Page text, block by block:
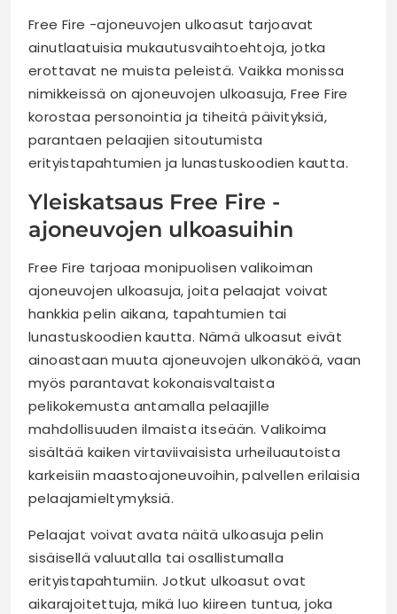
Free Fire -ajoneuvojen ulkoasut tarjoavat
ainutlaatuisia mukautusvaihtoehtoja, jotka
erottavat ne muista peleistä. Vaikka monissa
nimikkeissä on ajoneuvojen ulkoasuja, Free Fire
korostaa personointia ja tiheitä päivityksiä,
parantaen pelaajien sitoutumista
erityistapahtumien ja lunastuskoodien kautta.
Yleiskatsaus Free Fire -
ajoneuvojen ulkoasuihin
Free Fire tarjoaa monipuolisen valikoiman
ajoneuvojen ulkoasuja, joita pelaajat voivat
hankkia pelin aikana, tapahtumien tai
lunastuskoodien kautta. Nämä ulkoasut eivät
ainoastaan muuta ajoneuvojen ulkonäköä, vaan
myös parantavat kokonaisvaltaista
pelikokemusta antamalla pelaajille
mahdollisuuden ilmaista itseään. Valikoima
sisältää kaiken virtaviivaisista urheiluautoista
karkeisiin maastoajoneuvoihin, palvellen erilaisia
pelaajamieltymyksiä.
Pelaajat voivat avata näitä ulkoasuja pelin
sisäisellä valuutalla tai osallistumalla
erityistapahtumiin. Jotkut ulkoasut ovat
aikarajoitettuja, mikä luo kiireen tuntua, joka